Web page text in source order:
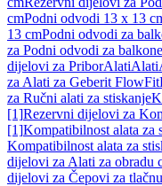
cmPodni odvodi 13 x 13
13 cmPodni odvodi za
za Podni odvodi za
dijelovi za PriborAlatiAlati
za Alati za Geberit FlowFit
za Ručni alati za stiskanje
[1]Rezervni dijelovi za
[1]Kompatibilnost alata za
Kompatibilnost alata za
dijelovi za Alati za obradu
dijelovi za Čepovi za